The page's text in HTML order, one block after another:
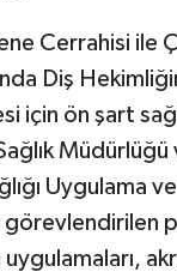
Cerrahisi ile
Diş
için ön şart
Uygulama